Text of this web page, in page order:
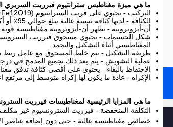
ما هي ميزة مغناطيس سترانتيوم فيرريت
التركيب - يحتوي على فريت السترانتيوم (SrFe12O19) كمادة مغناطيسية أساسية. فريت السترانتيوم له خصائص مغناطيسية جيدة وغير مكلفة في الإنتاج.
الكثافة - لديها كثافة نسبية عالية تبلغ حوالي 95٪ أو أكثر بعد التجمد. وهذا يعطي قوة ميكانيكية جيدة.
أن-أيزوتروبية - تظهر أن-أيزوتروبية مغناطيسية
شكل الجسيمات - يحتوي مسحوق فيرريت
المغناطيسي أثناء التشكيل والتجمد.
طريقة التشكيل - يتم خلط المسحوق مع عامل ربط
عملية التشويش - يتم بعد ذلك تجميع المدمج في
الاحتفاظ بالبقاء - يحتوي على أقصى كثافة تدفق
الإكراه - عادة ما يكون لها إكراه متوسط إلى مرتفع
ما هي المزايا الرئيسية لمغناطيسات فيرريت
التكلفة المنخفضة - فيرريت السترونسيوم غير